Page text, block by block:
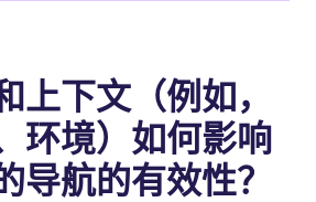
上下文（例如，
环境）如何影响
导航的有效性？